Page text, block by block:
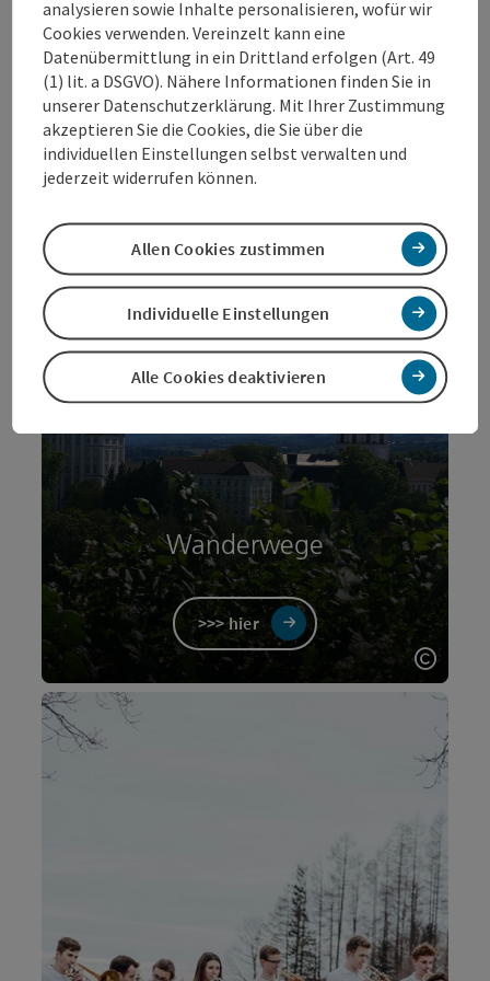
>>>hier
Wanderwege
>>> hier
analysieren sowie Inhalte personalisieren, wofür wir
Cookies verwenden. Vereinzelt kann eine
Datenübermittlung in ein Drittland erfolgen (Art. 49
(1) lit. a DSGVO). Nähere Informationen finden Sie in
unserer Datenschutzerklärung. Mit Ihrer Zustimmung
akzeptieren Sie die Cookies, die Sie über die
individuellen Einstellungen selbst verwalten und
jederzeit widerrufen können.
Alle Cookies deaktivieren
Individuelle Einstellungen
Allen Cookies zustimmen